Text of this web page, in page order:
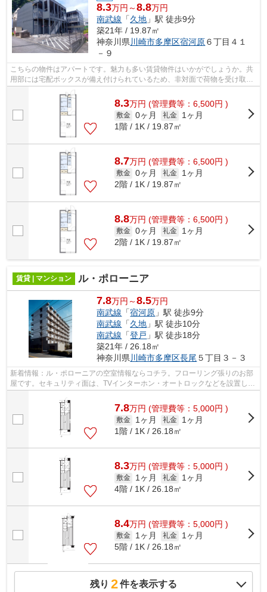
8.3万円～8.8万円
南武線 「久地 」駅 徒歩9分
築21年 / 19.87㎡
神奈川県 川崎市多摩区宿河原６丁目４１
－９
こちらの物件はアパートです。魅力も多い賃貸物件はいかがでしょうか。共
用部には宅配ボックスが備え付けられているため、非対面で荷物を受け取れ
ます。根強いニーズを誇る駅近の物件...
8.3万円 (管理費等：6,500円 )
敷金 0ヶ月 礼金
1ヶ月
1階 / 1K / 19.87㎡
8.7万円 (管理費等：6,500円 )
敷金 0ヶ月 礼金
1ヶ月
2階 / 1K / 19.87㎡
8.8万円 (管理費等：6,500円 )
敷金 0ヶ月 礼金
1ヶ月
2階 / 1K / 19.87㎡
賃貸 | マンション ル・ポローニア
7.8万円～8.5万円
南武線 「宿河原 」駅 徒歩9分
南武線 「久地 」駅 徒歩10分
南武線 「登戸 」駅 徒歩18分
築21年 / 26.18㎡
神奈川県 川崎市多摩区長尾 ５丁目３－３
新着情報：ル・ポローニアの空室情報ならコチラ。フローリング張りのお部
屋です。セキュリティ面は、TVインターホン・オートロックなどを設置して
7.8万円 (管理費等：5,000円 )
敷金 1ヶ月 礼金
1ヶ月
1階 / 1K / 26.18㎡
8.3万円 (管理費等：5,000円 )
敷金 1ヶ月 礼金
1ヶ月
4階 / 1K / 26.18㎡
8.4万円 (管理費等：5,000円 )
敷金 1ヶ月 礼金
1ヶ月
5階 / 1K / 26.18㎡
残り 2件を表示する